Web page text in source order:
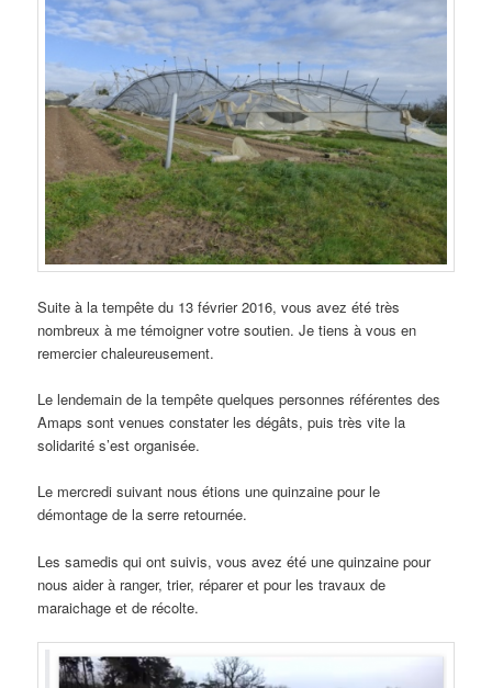
Suite à la tempête du 13 février 2016, vous avez été très
nombreux à me témoigner votre soutien. Je tiens à vous en
remercier chaleureusement.
Le lendemain de la tempête quelques personnes référentes des
Amaps sont venues constater les dégâts, puis très vite la
solidarité s’est organisée.
Le mercredi suivant nous étions une quinzaine pour le
démontage de la serre retournée.
Les samedis qui ont suivis, vous avez été une quinzaine pour
nous aider à ranger, trier, réparer et pour les travaux de
maraichage et de récolte.